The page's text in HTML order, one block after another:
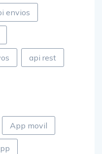
envios
api rest
App movil